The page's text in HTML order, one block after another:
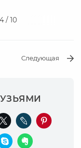
4 / 10
Следующая